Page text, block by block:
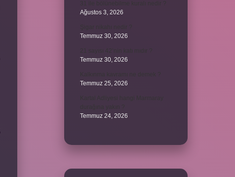
Ağustos 3, 2026
Temmuz 30, 2026
Temmuz 30, 2026
Temmuz 25, 2026
Temmuz 24, 2026